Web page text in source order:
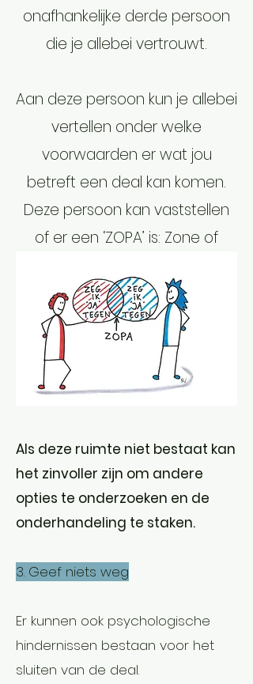
onafhankelijke derde persoon
die je allebei vertrouwt.
Aan deze persoon kun je allebei
vertellen onder welke
voorwaarden er wat jou
betreft een deal kan komen.
Deze persoon kan vaststellen
of er een ‘ZOPA’ is: Zone of
Als deze ruimte niet bestaat kan
het zinvoller zijn om andere
opties te onderzoeken en de
onderhandeling te staken.
3. Geef niets weg
Er kunnen ook psychologische
hindernissen bestaan voor het
sluiten van de deal.